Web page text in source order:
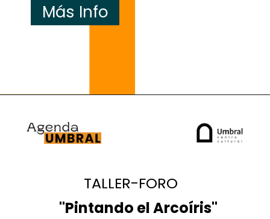
Más Info
"Pintando el Arcoíris"
TALLER-FORO